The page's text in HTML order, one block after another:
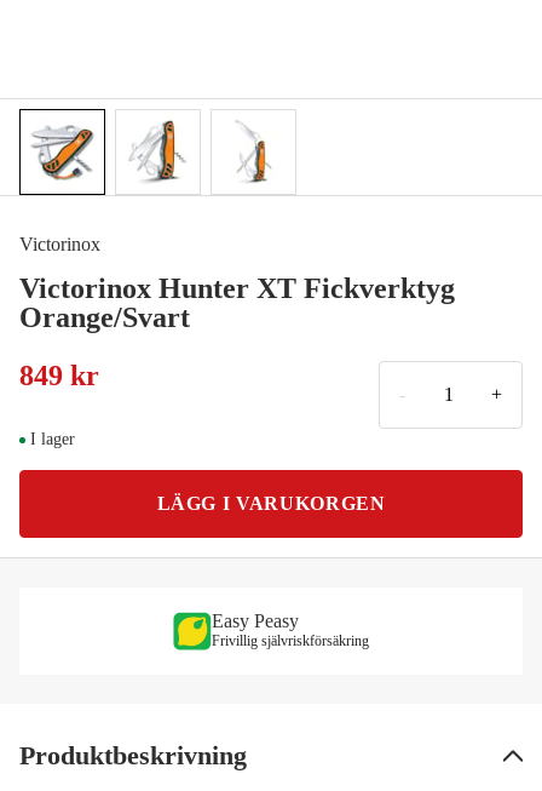
Victorinox
Victorinox Hunter XT Fickverktyg
Orange/Svart
849 kr
- +
I lager
LÄGG I VARUKORGEN
Easy Peasy
Frivillig självriskförsäkring
Produktbeskrivning